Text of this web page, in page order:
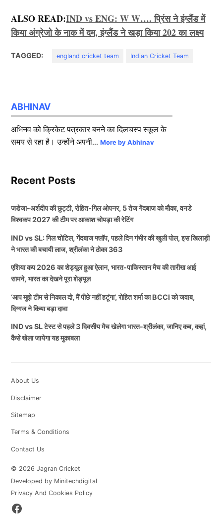
ALSO READ:IND vs ENG: W W…. प्रिंस ने इंग्लैंड में
किया अंग्रेजो के नाक में दम, इंग्लैंड ने खड़ा किया 202 का लक्ष्य
TAGGED: england cricket team Indian Cricket Team
ABHINAV
अभिनव को क्रिकेट पत्रकार बनने का दिलचस्प स्कूल के
समय से रहा है। उन्होंने अपनी...More by Abhinav
Recent Posts
जडेजा-अर्शदीप की छुट्टी, रोहित-गिल ओपनर, 5 तेज गेंदबाज को मौका, वनडे
विश्वकप 2027 की टीम पर आकाश चोपड़ा की रेटिंग
IND vs SL: गिल चोटिल, गेंदबाज फ्लॉप, पहले दिन गंभीर की खुली पोल, इस खिलाड़ी
ने भारत की बचायी लाज, श्रीलंका ने ठोका 363
एशिया कप 2026 का शेड्यूल हुआ ऐलान, भारत-पाकिस्तान मैच की तारीख आई
सामने, भारत का देखने पूरा शेड्यूल
‘आप मुझे टीम से निकाल दो, मैं पीछे नहीं हटूंगा’, रोहित शर्मा का BCCI को जवाब,
दिग्गज ने किया बड़ा दावा
IND vs SL टेस्ट से पहले 3 दिवसीय मैच खेलेगा भारत-श्रीलंका, जानिए कब, कहां,
कैसे खेला जायेगा यह मुकाबला
About Us
Disclaimer
Sitemap
Terms & Conditions
Contact Us
© 2026 Jagran Cricket
Developed by Minitechdigital
Privacy And Cookies Policy
Facebook